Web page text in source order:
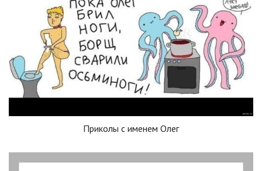
Приколы с именем Олег